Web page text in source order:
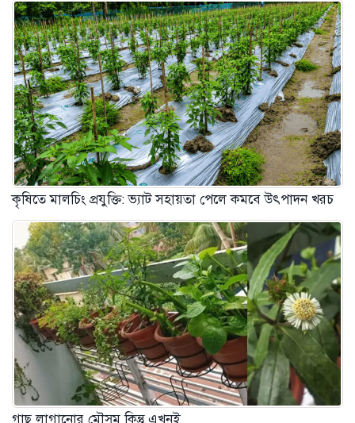
কৃষিতে মালচিং প্রযুক্তি: ভ্যাট সহায়তা পেলে কমবে উৎপাদন খরচ
গাছ লাগানোর মৌসুম কিন্তু এখনই